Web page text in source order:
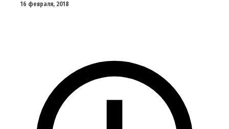
16 февраля, 2018